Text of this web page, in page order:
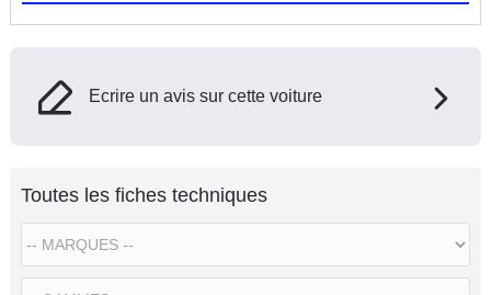
Ecrire un avis sur cette voiture
Toutes les fiches techniques